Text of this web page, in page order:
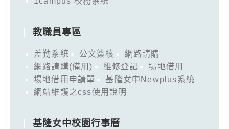
教職員專區
差勤系統 公文簽核
網路請購
網路請購(備用)
維修登記
場地借用
場地借用申請單
基隆女中Newplus系統
網站維護之css使用說明
基隆女中校園行事曆